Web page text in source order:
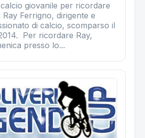
giovanile per ricordare
Ray Ferrigno, dirigente e
di calcio, scomparso il
Per ricordare Ray,
presso lo...